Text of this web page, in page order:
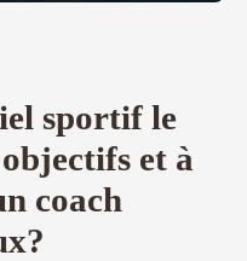
sportif le
et à
coach